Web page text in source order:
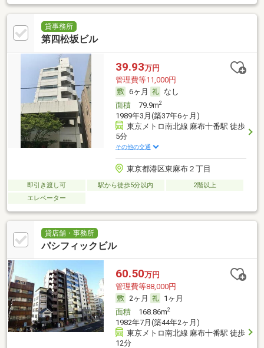
貸事務所
第四松坂ビル
39.93万円
管理費等11,000円
6ヶ月
なし
面積79.9m2
1989年3月(築37年6ヶ月)
東京メトロ南北線 麻布十番駅 徒歩
5分
その他の交通
東京都港区東麻布２丁目
即引き渡し可 駅から徒歩5分以内
2階以上
エレベーター
貸店舗・事務所
パシフィックビル
60.50万円
管理費等88,000円
2ヶ月
1ヶ月
面積168.86m2
1982年7月(築44年2ヶ月)
東京メトロ南北線 麻布十番駅 徒歩
12分